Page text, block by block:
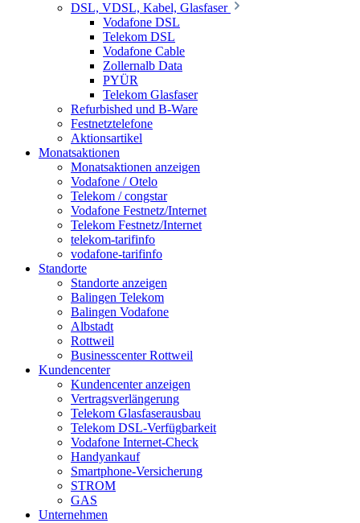
DSL, VDSL, Kabel, Glasfaser
Vodafone DSL
Telekom DSL
Vodafone Cable
Zollernalb Data
PYÜR
Telekom Glasfaser
Refurbished und B-Ware
Festnetztelefone
Aktionsartikel
Monatsaktionen
Monatsaktionen anzeigen
Vodafone / Otelo
Telekom / congstar
Vodafone Festnetz/Internet
Telekom Festnetz/Internet
telekom-tarifinfo
vodafone-tarifinfo
Standorte
Standorte anzeigen
Balingen Telekom
Balingen Vodafone
Albstadt
Rottweil
Businesscenter Rottweil
Kundencenter
Kundencenter anzeigen
Vertragsverlängerung
Telekom Glasfaserausbau
Telekom DSL-Verfügbarkeit
Vodafone Internet-Check
Handyankauf
Smartphone-Versicherung
STROM
GAS
Unternehmen